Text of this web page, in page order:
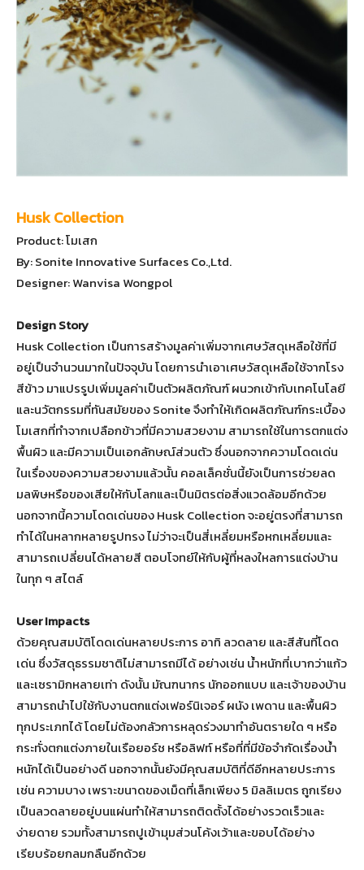
Husk Collection
Product: โมเสก
By: Sonite Innovative Surfaces Co.,Ltd.
Designer: Wanvisa Wongpol
Design Story
Husk Collection เป็นการสร้างมูลค่าเพิ่มจากเศษวัสดุเหลือใช้ที่มี
อยู่เป็นจำนวนมากในปัจจุบัน โดยการนำเอาเศษวัสดุเหลือใช้จากโรง
สีข้าว มาแปรรูปเพิ่มมูลค่าเป็นตัวผลิตภัณฑ์ ผนวกเข้ากับเทคโนโลยี
และนวัตกรรมที่ทันสมัยของ Sonite จึงทำให้เกิดผลิตภัณฑ์กระเบื้อง
โมเสกที่ทำจากเปลือกข้าวที่มีความสวยงาม สามารถใช้ในการตกแต่ง
พื้นผิว และมีความเป็นเอกลักษณ์ส่วนตัว ซึ่งนอกจากความโดดเด่น
ในเรื่องของความสวยงามแล้วนั้น คอลเล็คชั่นนี้ยังเป็นการช่วยลด
มลพิษหรือของเสียให้กับโลกและเป็นมิตรต่อสิ่งแวดล้อมอีกด้วย
นอกจากนี้ความโดดเด่นของ Husk Collection จะอยู่ตรงที่สามารถ
ทำได้ในหลากหลายรูปทรง ไม่ว่าจะเป็นสี่เหลี่ยมหรือหกเหลี่ยมและ
สามารถเปลี่ยนได้หลายสี ตอบโจทย์ให้กับผู้ที่หลงใหลการแต่งบ้าน
ในทุก ๆ สไตล์
User Impacts
ด้วยคุณสมบัติโดดเด่นหลายประการ อาทิ ลวดลาย และสีสันที่โดด
เด่น ซึ่งวัสดุธรรมชาติไม่สามารถมีได้ อย่างเช่น น้ำหนักที่เบากว่าแก้ว
และเซรามิกหลายเท่า ดังนั้น มัณฑนากร นักออกแบบ และเจ้าของบ้าน
สามารถนำไปใช้กับงานตกแต่งเฟอร์นิเจอร์ ผนัง เพดาน และพื้นผิว
ทุกประเภทได้ โดยไม่ต้องกลัวการหลุดร่วงมาทำอันตรายใด ๆ หรือ
กระทั่งตกแต่งภายในเรือยอร์ช หรือลิฟท์ หรือที่ที่มีข้อจำกัดเรื่องน้ำ
หนักได้เป็นอย่างดี นอกจากนั้นยังมีคุณสมบัติที่ดีอีกหลายประการ
เช่น ความบาง เพราะขนาดของเม็ดที่เล็กเพียง 5 มิลลิเมตร ถูกเรียง
เป็นลวดลายอยู่บนแผ่นทำให้สามารถติดตั้งได้อย่างรวดเร็วและ
ง่ายดาย รวมทั้งสามารถปูเข้ามุมส่วนโค้งเว้าและขอบได้อย่าง
เรียบร้อยกลมกลืนอีกด้วย